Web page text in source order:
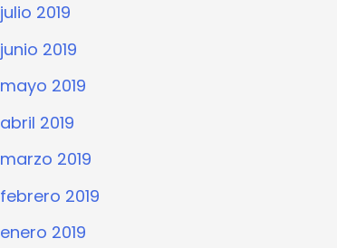
julio 2019
junio 2019
mayo 2019
abril 2019
marzo 2019
febrero 2019
enero 2019